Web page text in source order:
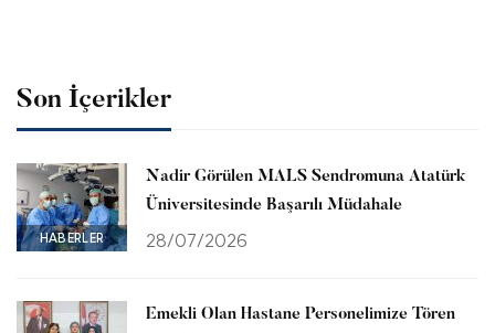
Son İçerikler
HABERLER
Nadir Görülen MALS Sendromuna Atatürk
Üniversitesinde Başarılı Müdahale
28/07/2026
Emekli Olan Hastane Personelimize Tören